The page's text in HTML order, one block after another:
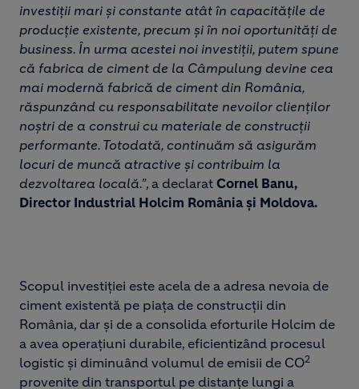
investiții mari și constante atât în capacitățile de
producție existente, precum și în noi oportunități de
business. În urma acestei noi investiții, putem spune
că fabrica de ciment de la Câmpulung devine cea
mai modernă fabrică de ciment din România,
răspunzând cu responsabilitate nevoilor clienților
noștri de a construi cu materiale de construcții
performante. Totodată, continuăm să asigurăm
locuri de muncă atractive și contribuim la
dezvoltarea locală.”, a declarat Cornel Banu,
Director Industrial Holcim România și Moldova.
Scopul investiției este acela de a adresa nevoia de
ciment existentă pe piața de construcții din
România, dar și de a consolida eforturile Holcim de
a avea operațiuni durabile, eficientizând procesul
logistic și diminuând volumul de emisii de CO2
provenite din transportul pe distanțe lungi a